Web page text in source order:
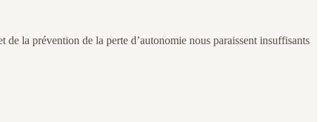
la prévention de la perte d’autonomie nous paraissent insuffisants